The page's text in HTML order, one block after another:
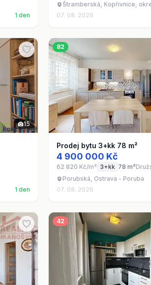
1 den
Štramberská, Kopřivnice,
07. 08. 2026
15
1 den
82
Prodej bytu 3+kk 78 m²
4 900 000 Kč
62 820 Kč/m² 3+kk 78 m²
Porubská, Ostrava - Poruba
07. 08. 2026
42